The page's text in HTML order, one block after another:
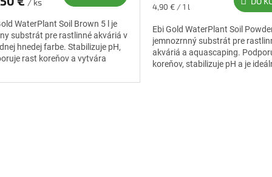
/ ks
WaterPlant Soil Brown 5 l je
substrát pre rastlinné akváriá v
hnedej farbe. Stabilizuje pH,
rast koreňov a vytvára
Jednotková
4,90 € / 1 l
Ebi Gold WaterPlant Soil
jemnozrnný substrát pre
akváriá a aquascaping.
koreňov, stabilizuje pH a je